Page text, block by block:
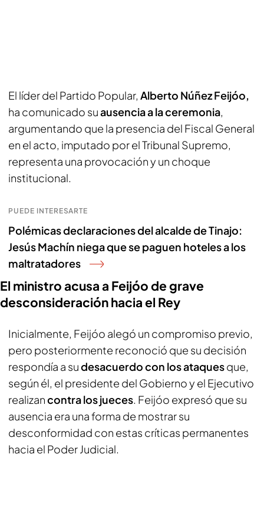
El líder del Partido Popular, Alberto Núñez Feijóo,
ha comunicado suausencia a la ceremonia,
argumentando que la presencia del Fiscal General
en el acto, imputado por el Tribunal Supremo,
representa una provocación y un choque
institucional.
PUEDE INTERESARTE
Polémicas declaraciones del alcalde de Tinajo:
Jesús Machín niega que se paguen hoteles a los
maltratadores
El ministro acusa a Feijóo de grave
desconsideración hacia el Rey
Inicialmente, Feijóo alegó un compromiso previo,
pero posteriormente reconoció que su decisión
respondía a sudesacuerdo con los ataquesque,
según él, el presidente del Gobierno y el Ejecutivo
realizancontra los jueces. Feijóo expresó que su
ausencia era una forma de mostrar su
desconformidad con estas críticas permanentes
hacia el Poder Judicial.